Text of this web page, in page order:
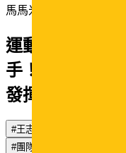
馬馬米呀/吾二會社
運動員只會打
手！王志群挺
發揮最大效益
#王志群
#團隊溝通